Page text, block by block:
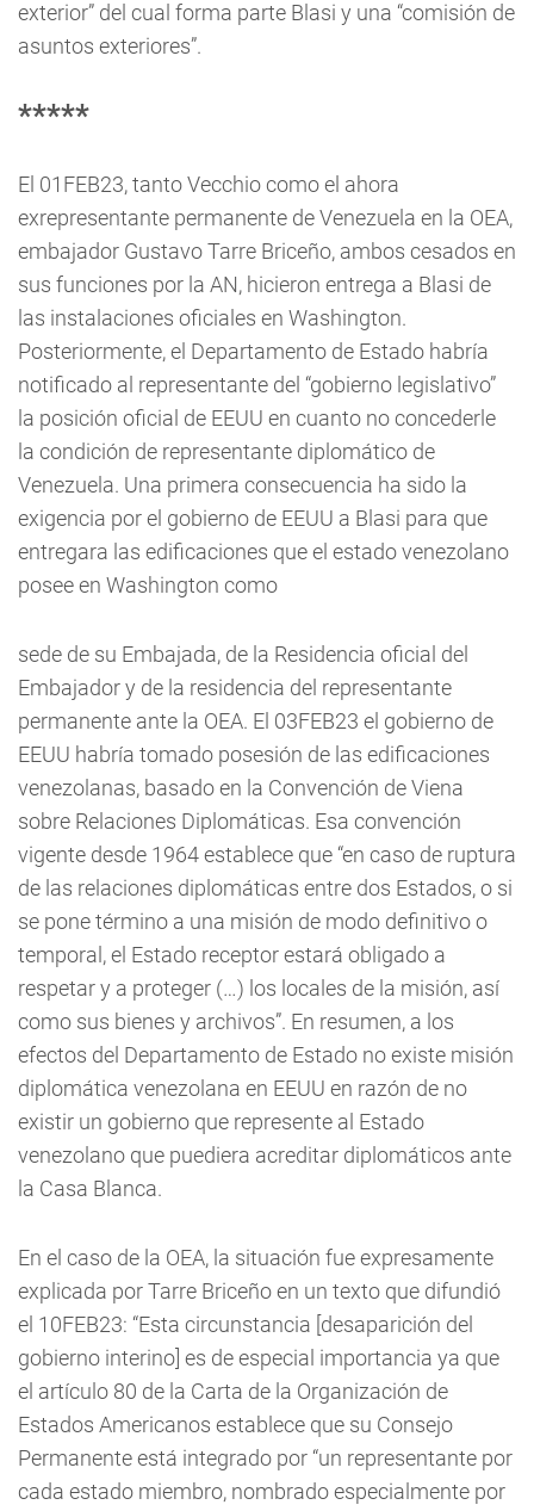
exterior” del cual forma parte Blasi y una “comisión de
asuntos exteriores”.
*****
El 01FEB23, tanto Vecchio como el ahora
exrepresentante permanente de Venezuela en la OEA,
embajador Gustavo Tarre Briceño, ambos cesados en
sus funciones por la AN, hicieron entrega a Blasi de
las instalaciones oficiales en Washington.
Posteriormente, el Departamento de Estado habría
notificado al representante del “gobierno legislativo”
la posición oficial de EEUU en cuanto no concederle
la condición de representante diplomático de
Venezuela. Una primera consecuencia ha sido la
exigencia por el gobierno de EEUU a Blasi para que
entregara las edificaciones que el estado venezolano
posee en Washington como
sede de su Embajada, de la Residencia oficial del
Embajador y de la residencia del representante
permanente ante la OEA. El 03FEB23 el gobierno de
EEUU habría tomado posesión de las edificaciones
venezolanas, basado en la Convención de Viena
sobre Relaciones Diplomáticas. Esa convención
vigente desde 1964 establece que “en caso de ruptura
de las relaciones diplomáticas entre dos Estados, o si
se pone término a una misión de modo definitivo o
temporal, el Estado receptor estará obligado a
respetar y a proteger (…) los locales de la misión, así
como sus bienes y archivos”. En resumen, a los
efectos del Departamento de Estado no existe misión
diplomática venezolana en EEUU en razón de no
existir un gobierno que represente al Estado
venezolano que puediera acreditar diplomáticos ante
la Casa Blanca.
En el caso de la OEA, la situación fue expresamente
explicada por Tarre Briceño en un texto que difundió
el 10FEB23: “Esta circunstancia [desaparición del
gobierno interino] es de especial importancia ya que
el artículo 80 de la Carta de la Organización de
Estados Americanos establece que su Consejo
Permanente está integrado por “un representante por
cada estado miembro, nombrado especialmente por